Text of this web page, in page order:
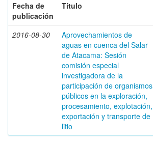
Fecha de
publicación
Título
2016-08-30
Aprovechamientos de
aguas en cuenca del Salar
de Atacama: Sesión
comisión especial
investigadora de la
participación de organismos
públicos en la exploración,
procesamiento, explotación,
exportación y transporte de
litio